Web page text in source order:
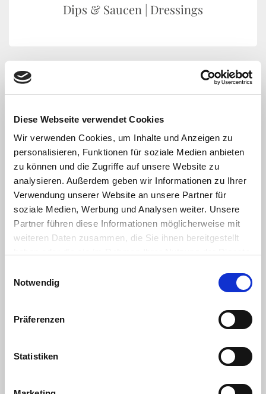
Diese Webseite verwendet Cookies
Wir verwenden Cookies, um Inhalte und Anzeigen zu
personalisieren, Funktionen für soziale Medien anbieten
zu können und die Zugriffe auf unsere Website zu
analysieren. Außerdem geben wir Informationen zu Ihrer
Verwendung unserer Website an unsere Partner für
soziale Medien, Werbung und Analysen weiter. Unsere
Partner führen diese Informationen möglicherweise mit
weiteren Daten zusammen, die Sie ihnen bereitgestellt
Cookies, wenn Sie unsere Webseite weiterhin nutzen.
Notwendig
Präferenzen
Statistiken
Dips & Saucen | Dressings
Feinkostsalate